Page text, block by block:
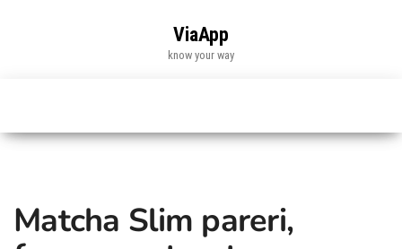
ViaApp
know your way
Matcha Slim pareri,